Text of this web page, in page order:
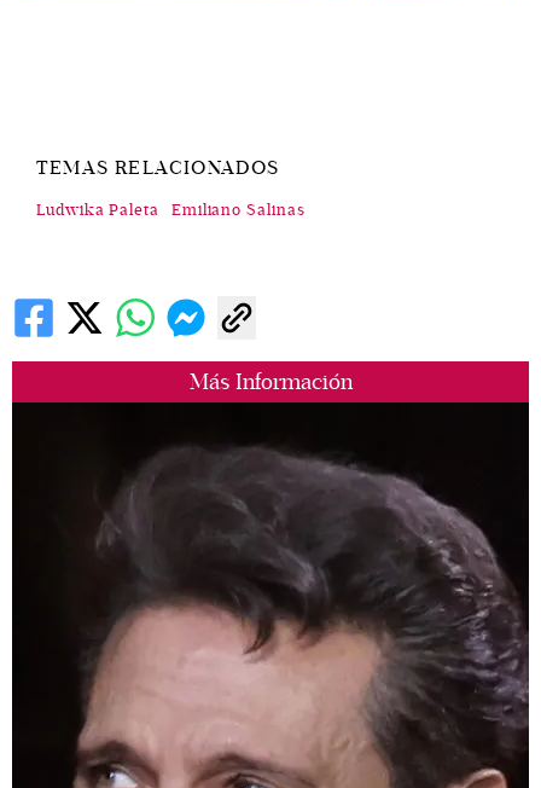
Más Información
TEMAS RELACIONADOS
Ludwika Paleta Emiliano Salinas